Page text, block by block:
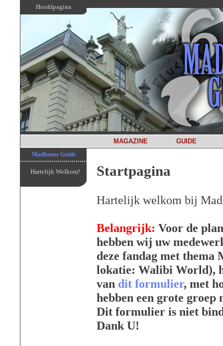
Hoofdpagina
MAGAZINE GUIDE
Madhouse Guide
Hartelijk Welkom! Startpagina
Hartelijk welkom bij
Belangrijk: Voor de
hebben wij uw
deze fandag met thema
lokatie: Walibi World),
van dit formulier, met
hebben een grote groep
Dit formulier is niet
Dank U!